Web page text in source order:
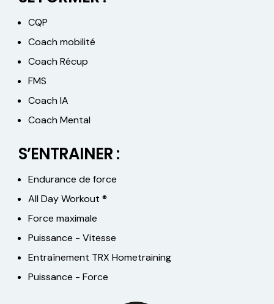
CQP
Coach mobilité
Coach Récup
FMS
Coach IA
Coach Mental
S’ENTRAINER :
Endurance de force
All Day Workout ®
Force maximale
Puissance - Vitesse
Entraînement TRX Hometraining
Puissance - Force